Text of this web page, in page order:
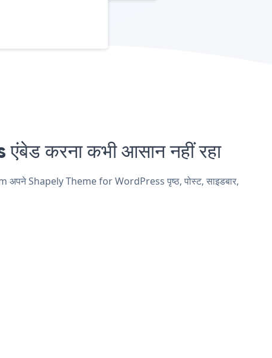
करना कभी आसान नहीं रहा
अपने Shapely Theme for WordPress पृष्ठ, पोस्ट, साइडबार,